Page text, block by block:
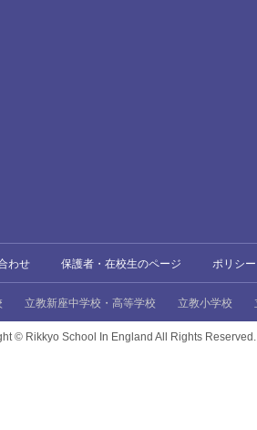
わせ 保護者・在校生のページ ポリシ
立教新座中学校・高等学校 立教小学校
© Rikkyo School In England All Rights Reserved.